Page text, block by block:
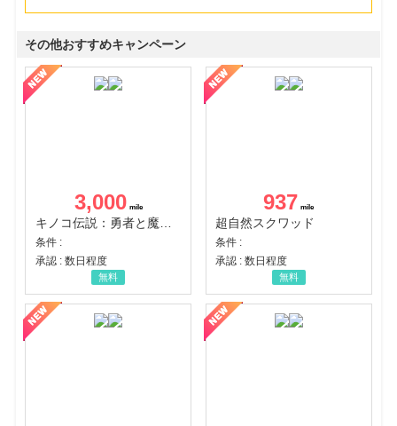
その他おすすめキャンペーン
3,000
キノコ伝説：勇者と魔法のランプ
条件 :
承認 : 数日程度
無料
937
超自然スクワッド
条件 :
承認 : 数日程度
無料